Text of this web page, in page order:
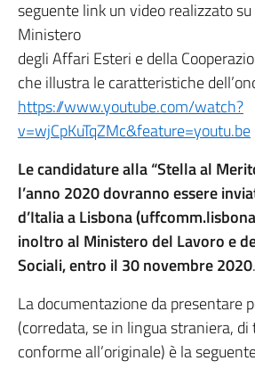
seguente link un video realizzato
Ministero
degli Affari Esteri e della
che illustra le caratteristiche
https://www.youtube.com/watch?
v=wjCpKuTqZMc&feature=youtu.be
Le candidature alla “Stella al
l’anno 2020 dovranno essere
d’Italia a Lisbona
inoltro al Ministero del Lavoro e
Sociali, entro il 30 novembre 2020.
La documentazione da presentare
(corredata, se in lingua straniera,
conforme all’originale) è la